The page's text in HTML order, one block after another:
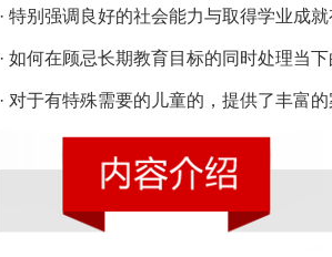
· 特别强调良好的社会能力与取得学业成就
· 如何在顾忌长期教育目标的同时处理当下
· 对于有特殊需要的儿童的，提供了丰富的